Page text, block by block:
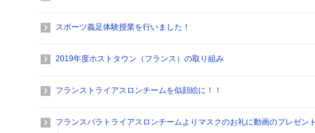
スポーツ義足体験授業を行いました！
2019年度ホストタウン（フランス）の取り組み
フランストライアスロンチームを似顔絵に！！
フランスパラトライアスロンチームよりマスクのお礼に動画のプレゼン